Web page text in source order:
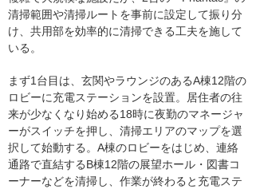
清掃範囲や清掃ルートを事前に設定して振り分
け、共用部を効率的に清掃できる工夫を施して
いる。
まず1台目は、玄関やラウンジのあるA棟12階の
ロビーに充電ステーションを設置。居住者の往
来が少なくなり始める18時に夜勤のマネージャ
ーがスイッチを押し、清掃エリアのマップを選
択して始動する。A棟のロビーをはじめ、連絡
通路で直結するB棟12階の展望ホール・図書コ
ーナーなどを清掃し、作業が終わると充電ステ